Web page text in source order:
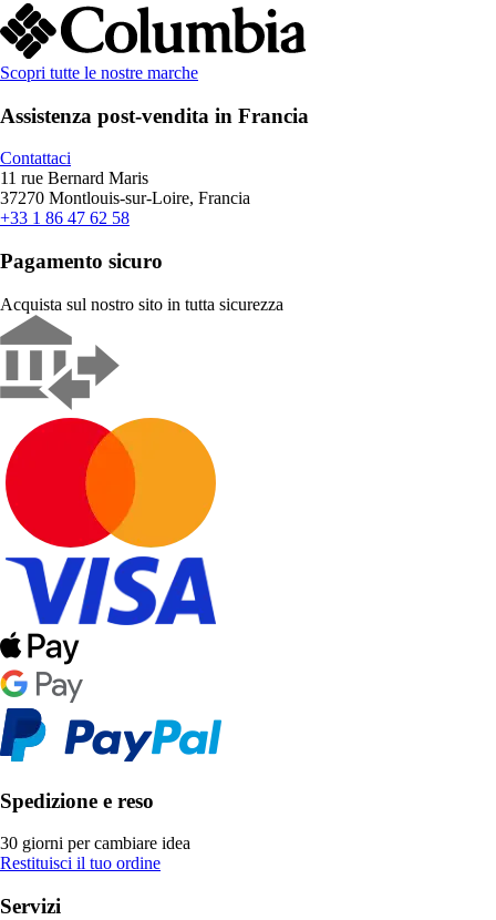
Scopri tutte le nostre marche
Assistenza post-vendita in Francia
Contattaci
11 rue Bernard Maris
37270 Montlouis-sur-Loire, Francia
+33 1 86 47 62 58
Pagamento sicuro
Acquista sul nostro sito in tutta sicurezza
Spedizione e reso
30 giorni per cambiare idea
Restituisci il tuo ordine
Servizi